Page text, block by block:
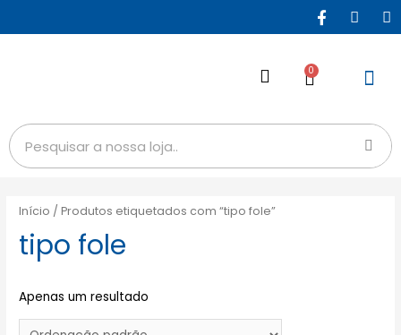
0
Início / Produtos etiquetados com “tipo fole”
tipo fole
Apenas um resultado